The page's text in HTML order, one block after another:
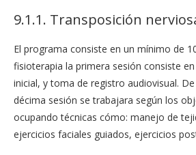
9.1.1. Transposición
El programa consiste en un mínimo de
fisioterapia la primera sesión consiste
inicial, y toma de registro audiovisual.
décima sesión se trabajara según los
ocupando técnicas cómo: manejo de
ejercicios faciales guiados, ejercicios